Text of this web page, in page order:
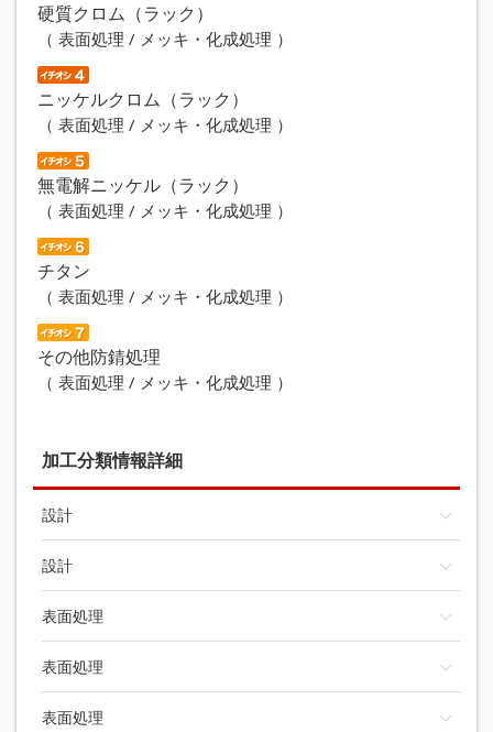
硬質クロム（ラック）
（ 表面処理 / メッキ・化成処理 ）
ニッケルクロム（ラック）
（ 表面処理 / メッキ・化成処理 ）
無電解ニッケル（ラック）
（ 表面処理 / メッキ・化成処理 ）
チタン
（ 表面処理 / メッキ・化成処理 ）
その他防錆処理
（ 表面処理 / メッキ・化成処理 ）
加工分類情報詳細
設計
設計
表面処理
表面処理
表面処理